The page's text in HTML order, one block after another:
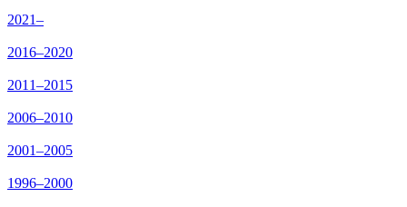
2021–
2016–2020
2011–2015
2006–2010
2001–2005
1996–2000